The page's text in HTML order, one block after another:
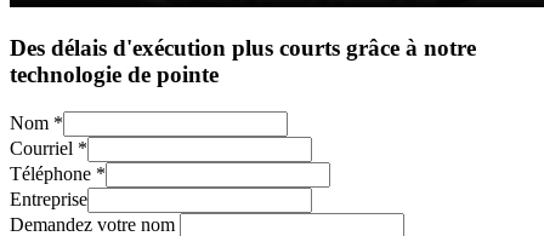
Des délais d'exécution plus courts grâce à notre
technologie de pointe
Nom *
Courriel *
Téléphone *
Entreprise
Demandez votre nom